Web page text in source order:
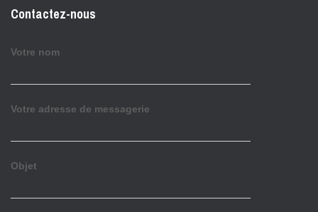
Contactez-nous
Votre nom
Votre adresse de messagerie
Objet